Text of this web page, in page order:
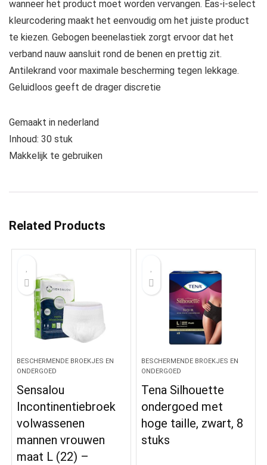
wanneer het product moet worden vervangen. Eas-i-select
kleurcodering maakt het eenvoudig om het juiste product
te kiezen. Gebogen beenelastiek zorgt ervoor dat het
verband nauw aansluit rond de benen en prettig zit.
Antilekrand voor maximale bescherming tegen lekkage.
Geluidloos geeft de drager discretie
Gemaakt in nederland
Inhoud: 30 stuk
Makkelijk te gebruiken
Related Products
BESCHERMENDE BROEKJES EN
ONDERGOED
Sensalou
Incontinentiebroek
volwassenen
mannen vrouwen
maat L (22) –
BESCHERMENDE BROEKJES EN
ONDERGOED
Tena Silhouette
ondergoed met
hoge taille, zwart, 8
stuks